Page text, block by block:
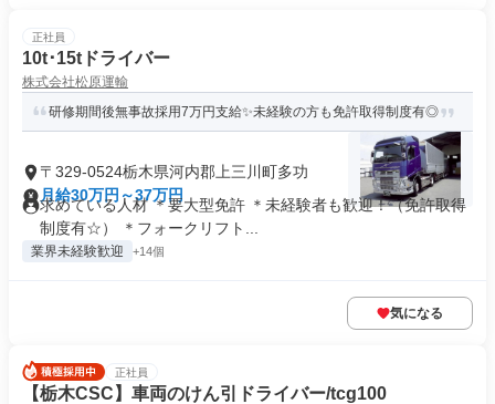
正社員
10t･15tドライバー
株式会社松原運輸
研修期間後無事故採用7万円支給✨未経験の方も免許取得制度有◎
〒329-0524栃木県河内郡上三川町多功
月給30万円～37万円
求めている人材 ＊要大型免許 ＊未経験者も歓迎！（免許取得
制度有☆） ＊フォークリフト...
業界未経験歓迎 +14個
気になる
正社員
【栃木CSC】車両のけん引ドライバー/tcg100